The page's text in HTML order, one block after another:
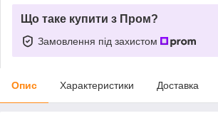
Що таке купити з Пром?
Замовлення під захистом
Опис Характеристики Доставка